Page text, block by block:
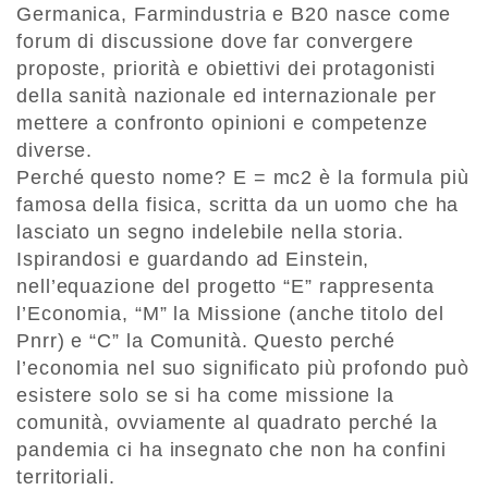
Germanica, Farmindustria e B20 nasce come
forum di discussione dove far convergere
proposte, priorità e obiettivi dei protagonisti
della sanità nazionale ed internazionale per
mettere a confronto opinioni e competenze
diverse.
Perché questo nome? E = mc2 è la formula più
famosa della fisica, scritta da un uomo che ha
lasciato un segno indelebile nella storia.
Ispirandosi e guardando ad Einstein,
nell’equazione del progetto “E” rappresenta
l’Economia, “M” la Missione (anche titolo del
Pnrr) e “C” la Comunità. Questo perché
l’economia nel suo significato più profondo può
esistere solo se si ha come missione la
comunità, ovviamente al quadrato perché la
pandemia ci ha insegnato che non ha confini
territoriali.